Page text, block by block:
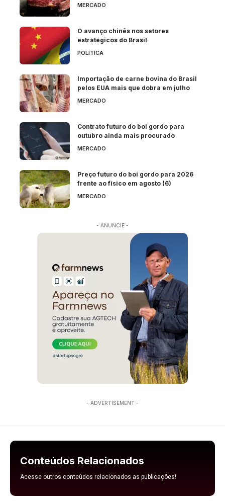
MERCADO
O avanço chinês nos setores
estratégicos do Brasil
POLÍTICA
Importação de carne bovina do Brasil
pelos EUA mais que dobra em julho
MERCADO
Contrato futuro do boi gordo para
outubro ainda mais procurado
MERCADO
Preço futuro do boi gordo para 2026
frente ao físico em agosto (6)
MERCADO
- ANUNCIE -
- ADVERTISEMENT -
Conteúdos Relacionados
Acesse outros conteúdos relacionados as publicações!